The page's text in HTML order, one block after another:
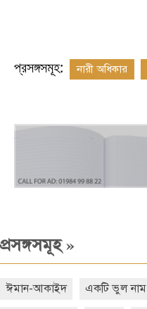
প্রসঙ্গসমূহ: নারী অধিকার
প্রসঙ্গসমূহ»
ঈমান-আকাইদ একটি ভুল নাম